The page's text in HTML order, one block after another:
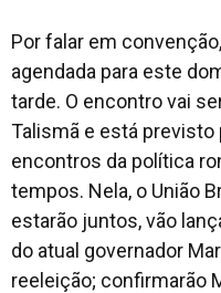
Por falar em
agendada para este
tarde. O encontro vai
Talismã e está
encontros da política
tempos. Nela, o União
estarão juntos, vão
do atual governador
reeleição; confirmarão